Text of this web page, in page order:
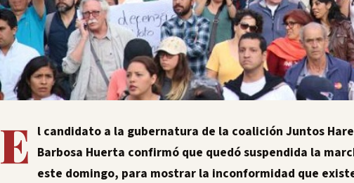
E l candidato a la gubernatura de la coalición Juntos
Barbosa Huerta confirmó que quedó suspendida la
este domingo, para mostrar la inconformidad que